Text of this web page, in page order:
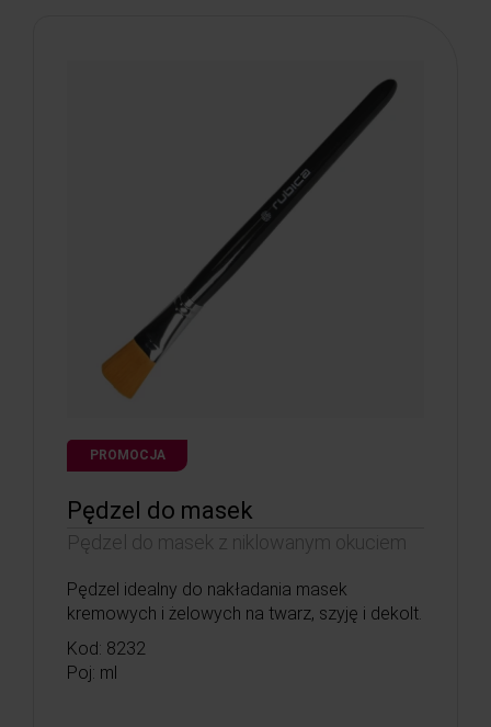
PROMOCJA
Pędzel do masek
Pędzel do masek z niklowanym okuciem
Pędzel idealny do nakładania masek
kremowych i żelowych na twarz, szyję i dekolt.
Kod: 8232
Poj: ml